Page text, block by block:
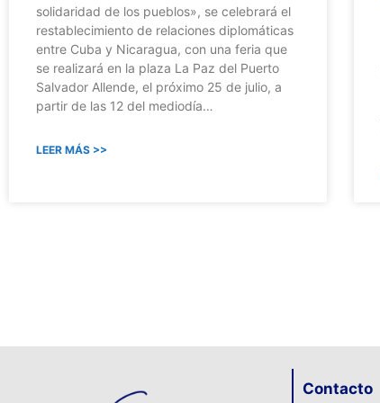
solidaridad de los pueblos», se celebrará el
restablecimiento de relaciones diplomáticas
entre Cuba y Nicaragua, con una feria que
se realizará en la plaza La Paz del Puerto
Salvador Allende, el próximo 25 de julio, a
partir de las 12 del mediodía…
LEER MÁS >>
Contacto